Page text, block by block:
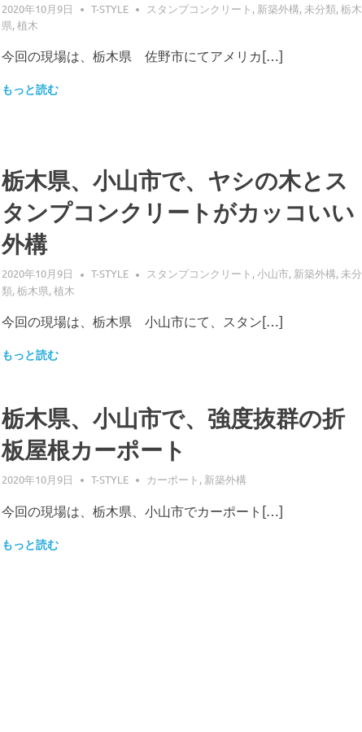
2020年10月9日 T-STYLE スタンプコンクリート , 新築外構, 未分類,栃木
県,植木
今回の現場は、栃木県 佐野市にてアメリカ[…]
もっと読む
栃木県、小山市で、ヤシの木とス
タンプコンクリートがカッコいい
外構
2020年10月9日 T-STYLE スタンプコンクリート ,小山市, 新築外構, 未分
類,栃木県,植木
今回の現場は、栃木県 小山市にて、スタン[…]
もっと読む
栃木県、小山市で、強度抜群の折
板屋根カーポート
2020年10月9日 T-STYLE カーポート , 新築外構
今回の現場は、栃木県、小山市でカーポート[…]
もっと読む